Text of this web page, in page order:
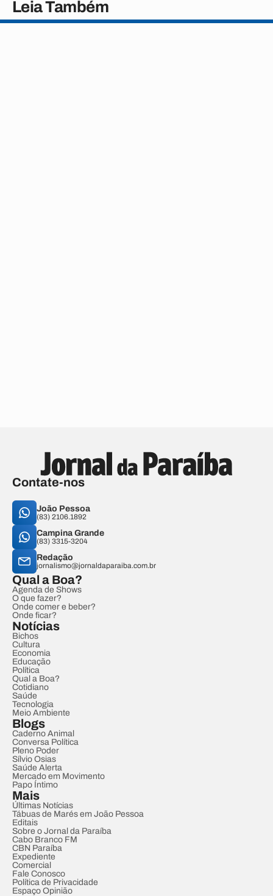
Leia Também
Contate-nos
João Pessoa
(83) 2106.1892
Campina Grande
(83) 3315-3204
Redação
jornalismo@jornaldaparaiba.com.br
Qual a Boa?
Agenda de Shows
O que fazer?
Onde comer e beber?
Onde ficar?
Notícias
Bichos
Cultura
Economia
Educação
Política
Qual a Boa?
Cotidiano
Saúde
Tecnologia
Meio Ambiente
Blogs
Caderno Animal
Conversa Política
Pleno Poder
Sílvio Osias
Saúde Alerta
Mercado em Movimento
Papo Íntimo
Mais
Últimas Notícias
Tábuas de Marés em João Pessoa
Editais
Sobre o Jornal da Paraíba
Cabo Branco FM
CBN Paraíba
Expediente
Comercial
Fale Conosco
Política de Privacidade
Espaço Opinião